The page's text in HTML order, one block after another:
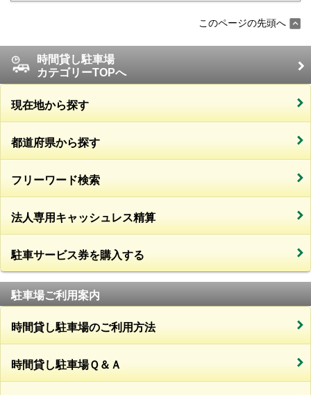
このページの先頭へ
時間貸し駐車場
カテゴリーTOPへ
現在地から探す
都道府県から探す
フリーワード検索
法人専用キャッシュレス精算
駐車サービス券を購入する
駐車場ご利用案内
時間貸し駐車場のご利用方法
時間貸し駐車場Ｑ＆Ａ